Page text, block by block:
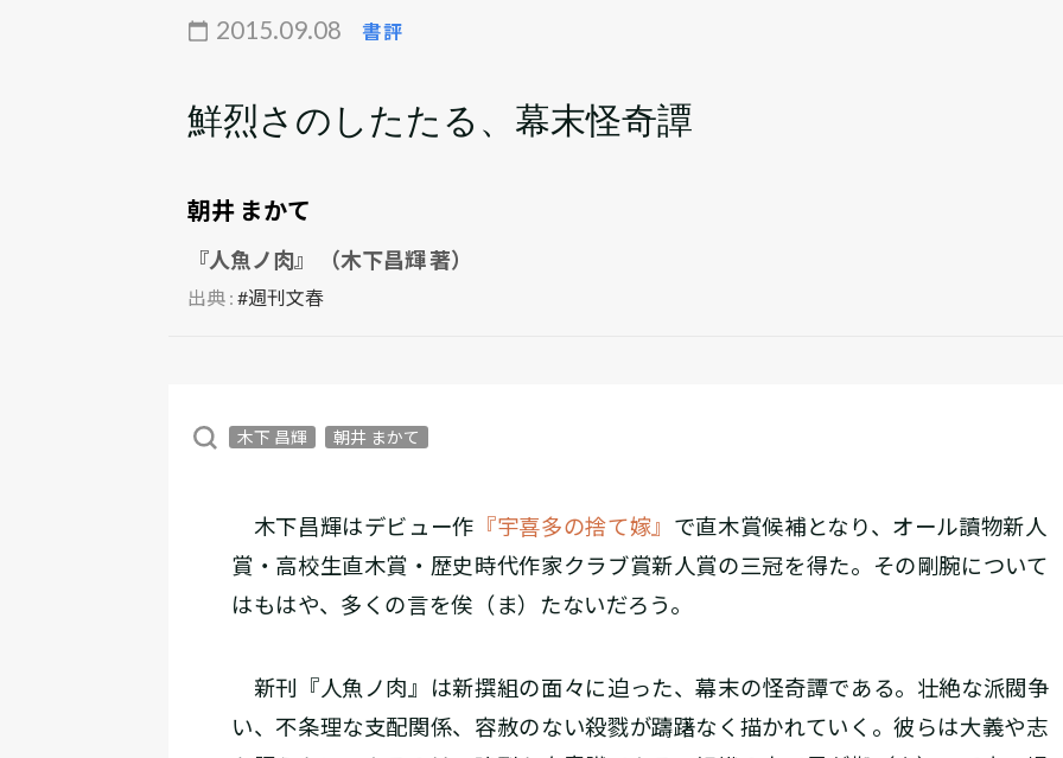
2015.09.08 書評
鮮烈さのしたたる、幕末怪奇譚
朝井 まかて
『人魚ノ肉』 （木下昌輝 著）
出典 : #週刊文春
木下 昌輝 朝井 まかて
木下昌輝はデビュー作 『宇喜多の捨て嫁』 で直木賞候補となり、オール讀物新人
賞・高校生直木賞・歴史時代作家クラブ賞新人賞の三冠を得た。その剛腕について
はもはや、多くの言を俟（ま）たないだろう。
新刊『人魚ノ肉』は新撰組の面々に迫った、幕末の怪奇譚である。壮絶な派閥争
い、不条理な支配関係、容赦のない殺戮が躊躇なく描かれていく。彼らは大義や志